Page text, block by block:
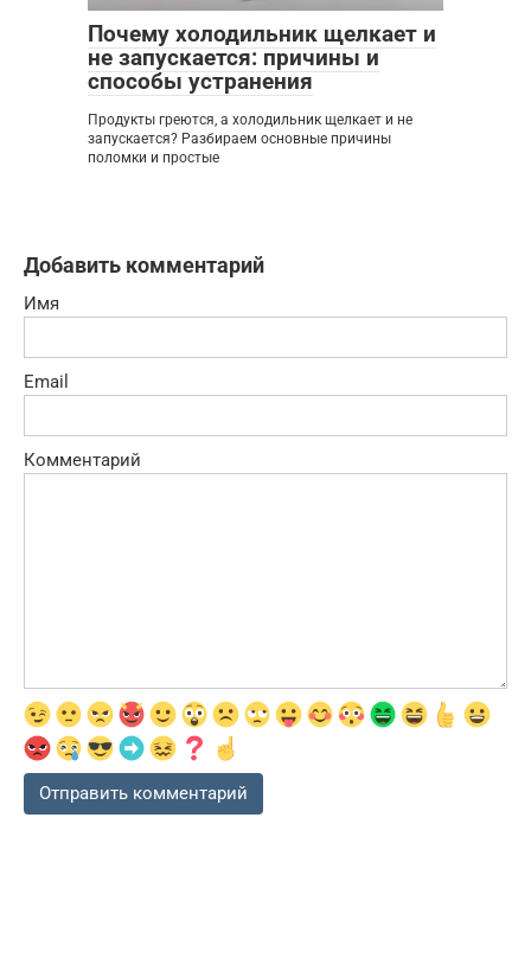
Почему холодильник щелкает и
не запускается: причины и
способы устранения
Продукты греются, а холодильник щелкает и не
запускается? Разбираем основные причины
поломки и простые
Добавить комментарий
Имя
Email
Комментарий